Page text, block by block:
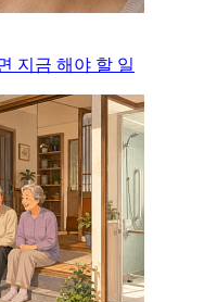
지금 해야 할 일